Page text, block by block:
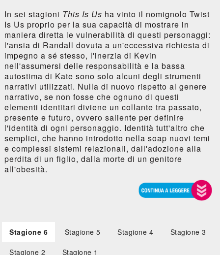
In sei stagioni This Is Us ha vinto il nomignolo Twist
Is Us proprio per la sua capacità di mostrare in
maniera diretta le vulnerabilità di questi personaggi:
l'ansia di Randall dovuta a un'eccessiva richiesta di
impegno a sé stesso, l'inerzia di Kevin
nell'assumersi delle responsabilità e la bassa
autostima di Kate sono solo alcuni degli strumenti
narrativi utilizzati. Nulla di nuovo rispetto al genere
narrativo, se non fosse che ognuno di questi
elementi identitari diviene un collante tra passato,
presente e futuro, ovvero saliente per definire
l'identità di ogni personaggio. Identità tutt'altro che
semplici, che hanno introdotto nella soap nuovi temi
e complessi sistemi relazionali, dall'adozione alla
perdita di un figlio, dalla morte di un genitore
all'obesità.
Stagione 6 Stagione 5 Stagione 4 Stagione 3
Stagione 2 Stagione 1